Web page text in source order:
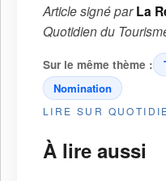
Article signé parLa
Quotidien du
Sur le même thème :
Nomination
LIRE SUR
À lire aussi